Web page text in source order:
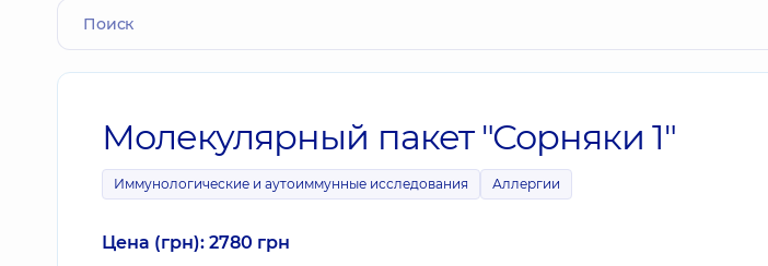
Молекулярный пакет "Сорняки 1"
Иммунологические и аутоиммунные исследования Аллергии
Цена (грн): 2780 грн